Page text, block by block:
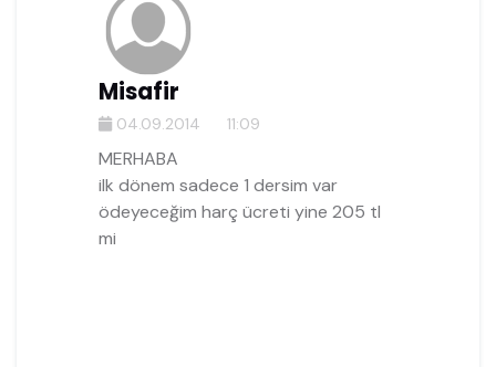
Misafir
04.09.2014 11:09
MERHABA
ilk dönem sadece 1 dersim var
ödeyeceğim harç ücreti yine 205 tl
mi